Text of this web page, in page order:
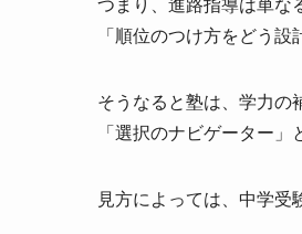
つまり、進路指導は単な
「順位のつけ方をどう
そうなると塾は、学力の
「選択のナビゲーター
見方によっては、中学受